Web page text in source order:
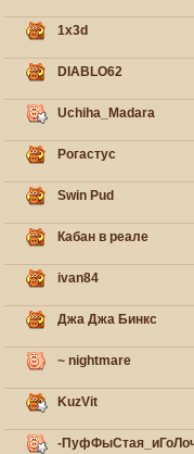
1x3d
DIABLO62
Uchiha_Madara
Рогастус
Swin Pud
Кабан в реале
ivan84
Джа Джа Бинкс
~ nightmare
KuzVit
-